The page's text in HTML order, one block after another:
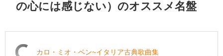
の心には感じない）のオススメ名盤
カロ・ミオ・ベン~イタリア古典歌曲集